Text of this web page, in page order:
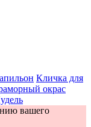
Кличка для
окрас
вашего